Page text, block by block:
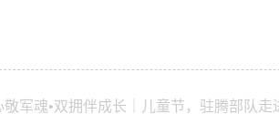
敬军魂•双拥伴成长｜儿童节，驻腾部队走